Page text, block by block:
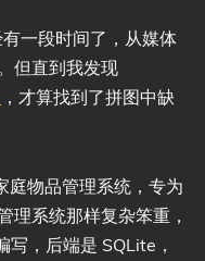
一段时间了，从媒体
但直到我发现
，才算找到了拼图中缺
庭物品管理系统，专为
理系统那样复杂笨重，
，后端是 SQLite，